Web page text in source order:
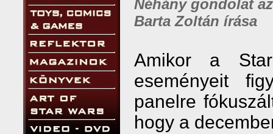
Néhány gondolat
Barta Zoltán írása
Amikor a
eseményeit
panelre
hogy a